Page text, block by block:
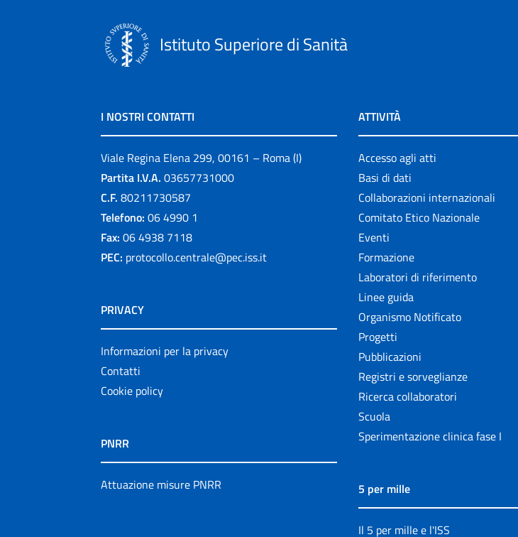
Istituto Superiore di Sanità
I NOSTRI CONTATTI
Viale Regina Elena 299, 00161 – Roma (I)
Partita I.V.A. 03657731000
C.F. 80211730587
Telefono: 06 4990 1
Fax: 06 4938 7118
PEC: protocollo.centrale@pec.iss.it
PRIVACY
Informazioni per la privacy
Contatti
Cookie policy
PNRR
Attuazione misure PNRR
ATTIVITÀ
Accesso agli atti
Basi di dati
Collaborazioni internazionali
Comitato Etico Nazionale
Eventi
Formazione
Laboratori di riferimento
Linee guida
Organismo Notificato
Progetti
Pubblicazioni
Registri e sorveglianze
Ricerca collaboratori
Scuola
Sperimentazione clinica fase I
5 per mille
Il 5 per mille e l'ISS